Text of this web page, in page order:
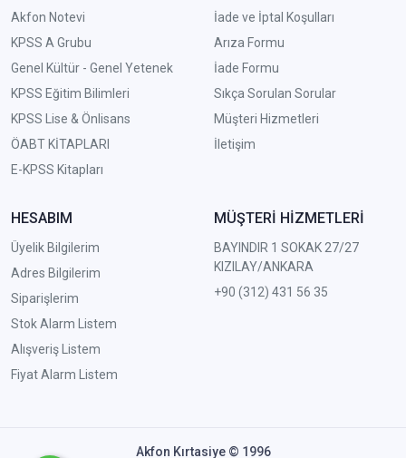
Akfon Notevi
KPSS A Grubu
Genel Kültür - Genel Yetenek
KPSS Eğitim Bilimleri
KPSS Lise & Önlisans
ÖABT KİTAPLARI
E-KPSS Kitapları
İade ve İptal Koşulları
Arıza Formu
İade Formu
Sıkça Sorulan Sorular
Müşteri Hizmetleri
İletişim
HESABIM
Üyelik Bilgilerim
Adres Bilgilerim
Siparişlerim
Stok Alarm Listem
Alışveriş Listem
Fiyat Alarm Listem
MÜŞTERİ HİZMETLERİ
BAYINDIR 1 SOKAK 27/27
KIZILAY/ANKARA
+90 (312) 431 56 35
Akfon Kırtasiye © 1996